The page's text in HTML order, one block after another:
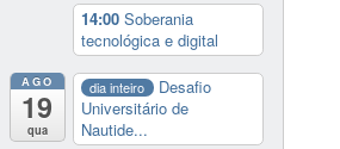
14:00 Soberania
tecnológica e digital
AGO
19
qua
dia inteiro
Desafio
Universitário de
Nautide...